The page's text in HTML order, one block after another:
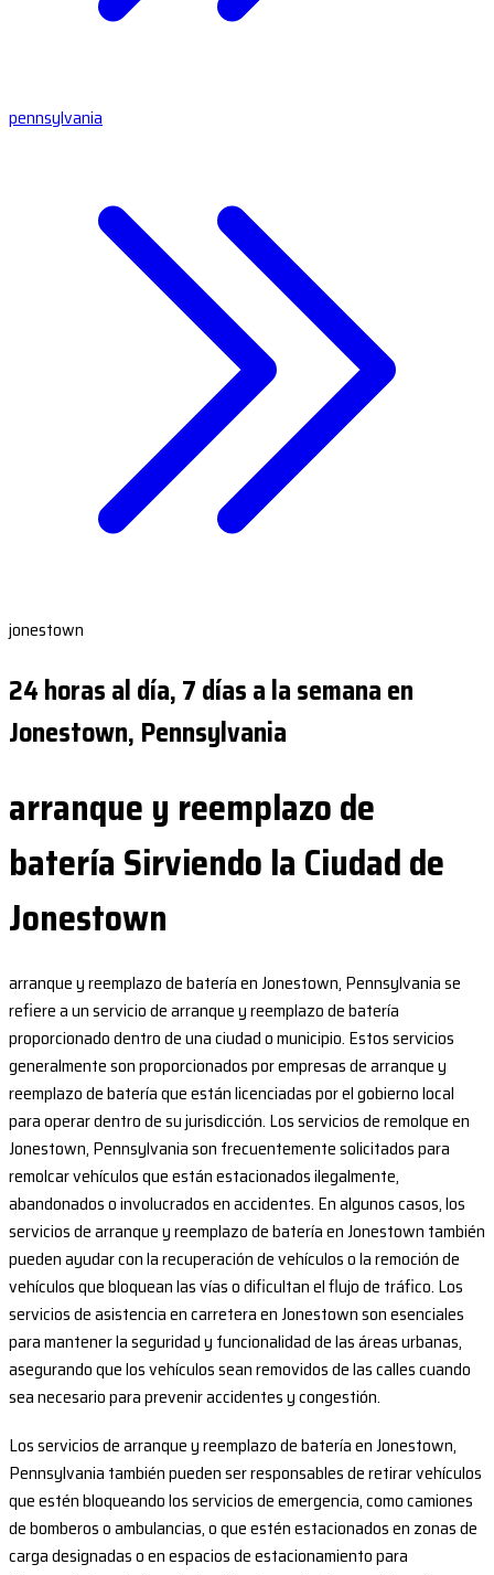
pennsylvania
jonestown
24 horas al día, 7 días a la semana en
Jonestown, Pennsylvania
arranque y reemplazo de
batería Sirviendo la Ciudad de
Jonestown
arranque y reemplazo de batería en Jonestown, Pennsylvania se
refiere a un servicio de arranque y reemplazo de batería
proporcionado dentro de una ciudad o municipio. Estos servicios
generalmente son proporcionados por empresas de arranque y
reemplazo de batería que están licenciadas por el gobierno local
para operar dentro de su jurisdicción. Los servicios de remolque en
Jonestown, Pennsylvania son frecuentemente solicitados para
remolcar vehículos que están estacionados ilegalmente,
abandonados o involucrados en accidentes. En algunos casos, los
servicios de arranque y reemplazo de batería en Jonestown también
pueden ayudar con la recuperación de vehículos o la remoción de
vehículos que bloquean las vías o dificultan el flujo de tráfico. Los
servicios de asistencia en carretera en Jonestown son esenciales
para mantener la seguridad y funcionalidad de las áreas urbanas,
asegurando que los vehículos sean removidos de las calles cuando
sea necesario para prevenir accidentes y congestión.
Los servicios de arranque y reemplazo de batería en Jonestown,
Pennsylvania también pueden ser responsables de retirar vehículos
que estén bloqueando los servicios de emergencia, como camiones
de bomberos o ambulancias, o que estén estacionados en zonas de
carga designadas o en espacios de estacionamiento para